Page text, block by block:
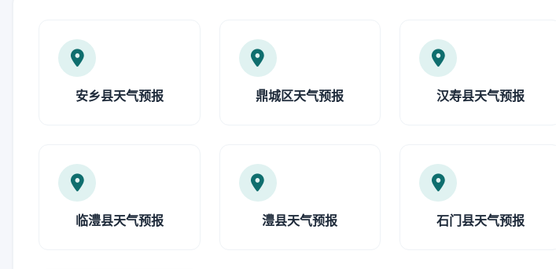
安乡县天气预报 鼎城区天气预报 汉寿县天气预报
临澧县天气预报 澧县天气预报 石门县天气预报